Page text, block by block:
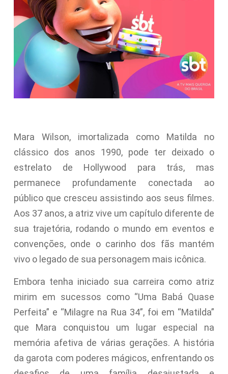
Mara Wilson, imortalizada como Matilda no
clássico dos anos 1990, pode ter deixado o
estrelato de Hollywood para trás, mas
permanece profundamente conectada ao
público que cresceu assistindo aos seus filmes.
Aos 37 anos, a atriz vive um capítulo diferente de
sua trajetória, rodando o mundo em eventos e
convenções, onde o carinho dos fãs mantém
vivo o legado de sua personagem mais icônica.
Embora tenha iniciado sua carreira como atriz
mirim em sucessos como “Uma Babá Quase
Perfeita” e “Milagre na Rua 34”, foi em “Matilda”
que Mara conquistou um lugar especial na
memória afetiva de várias gerações. A história
da garota com poderes mágicos, enfrentando os